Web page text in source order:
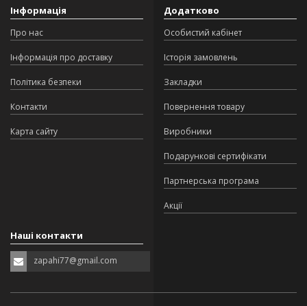
Інформація
Про нас
Інформація про доставку
Політика безпеки
Контакти
Карта сайту
Додатково
Особистий кабінет
Історія замовлень
Закладки
Повернення товару
Виробники
Подарункові сертифікати
Партнерська програма
Акції
Наші контакти
zapahi77@gmail.com